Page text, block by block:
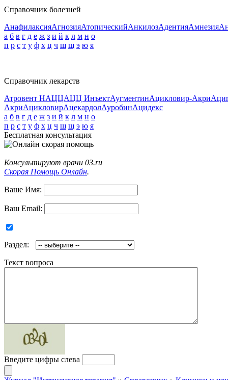
Справочник болезней
АнафилаксияАгнозияАтопическийАнкилозАдентияАмнезия
а б в г д е ж з и й к л м н о
п р с т у ф х ц ч ш щ э ю я
Справочник лекарств
Атровент НАЦЦАЦЦ ИнъектАугментинАцикловир-Акри
АкриАцикловирАцекардолАуробинАцидекс
а б в г д е ж з и й к л м н о
п р с т у ф х ц ч ш щ э ю я
Бесплатная консультация
Консультируют врачи 03.ru
Скорая Помощь Онлайн.
Ваше Имя:
Ваш Email:
Раздел:
Текст вопроса
Введите цифры слева